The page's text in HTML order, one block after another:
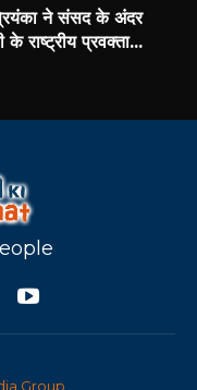
ने संसद के अंदर
राष्ट्रीय प्रवक्ता...
Group